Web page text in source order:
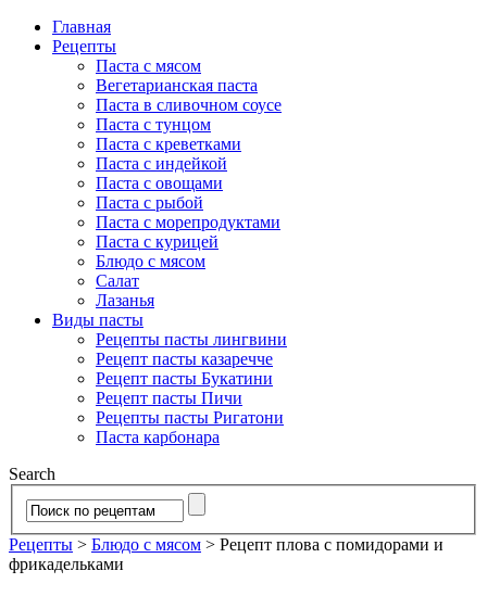
Главная
Рецепты
Паста с мясом
Вегетарианская паста
Паста в сливочном соусе
Паста с тунцом
Паста с креветками
Паста с индейкой
Паста с овощами
Паста с рыбой
Паста с морепродуктами
Паста с курицей
Блюдо с мясом
Салат
Лазанья
Виды пасты
Рецепты пасты лингвини
Рецепт пасты казаречче
Рецепт пасты Букатини
Рецепт пасты Пичи
Рецепты пасты Ригатони
Паста карбонара
Search
Рецепты > Блюдо с мясом > Рецепт плова с помидорами и
фрикадельками